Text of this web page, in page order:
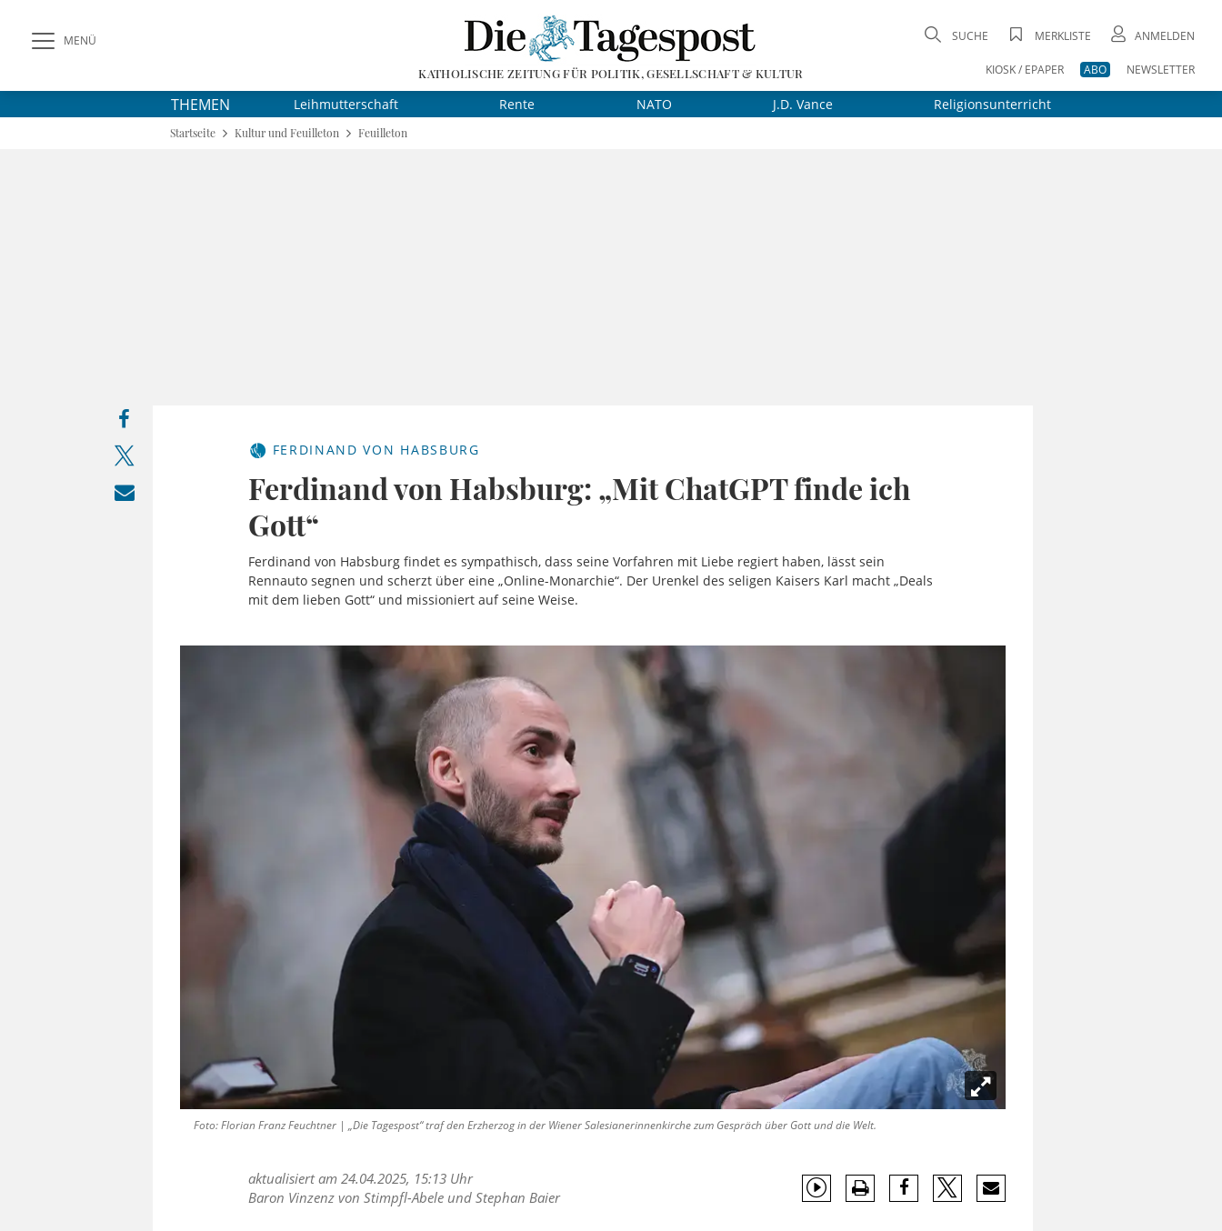
MENÜ
KATHOLISCHE ZEITUNG FÜR POLITIK, GESELLSCHAFT & KULTUR
SUCHE MERKLISTE ANMELDEN
KIOSK / EPAPER ABO NEWSLETTER
THEMEN Leihmutterschaft Rente NATO J.D. Vance Religionsunterricht
Startseite Kultur und Feuilleton Feuilleton
FERDINAND VON HABSBURG
Ferdinand von Habsburg: „Mit ChatGPT finde ich
Gott“
Ferdinand von Habsburg findet es sympathisch, dass seine Vorfahren mit Liebe regiert haben, lässt sein
Rennauto segnen und scherzt über eine „Online-Monarchie“. Der Urenkel des seligen Kaisers Karl macht „Deals
mit dem lieben Gott“ und missioniert auf seine Weise.
Foto: Florian Franz Feuchtner | „Die Tagespost“ traf den Erzherzog in der Wiener Salesianerinnenkirche zum Gespräch über Gott und die Welt.
aktualisiert am 24.04.2025, 15:13 Uhr
Baron Vinzenz von Stimpfl-Abele und Stephan Baier